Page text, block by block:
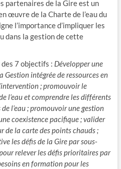
partenaires de la Gire est un
œuvre de la Charte de l’eau du
l’importance d’impliquer les
dans la gestion de cette
7 objectifs : Développer une
intégrée de ressources en
; promouvoir le
l’eau et comprendre les différents
l’eau ; promouvoir une gestion
coexistence pacifique ; valider
de la carte des points chauds ;
les défis de la Gire par sous-
relever les défis prioritaires par
en formation pour les